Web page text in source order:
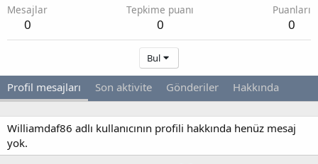
Mesajlar
0
Tepkime puanı
0
Puanları
0
Bul
Profil mesajları Son aktivite Gönderiler Hakkında
Williamdaf86 adlı kullanıcının profili hakkında henüz mesaj
yok.